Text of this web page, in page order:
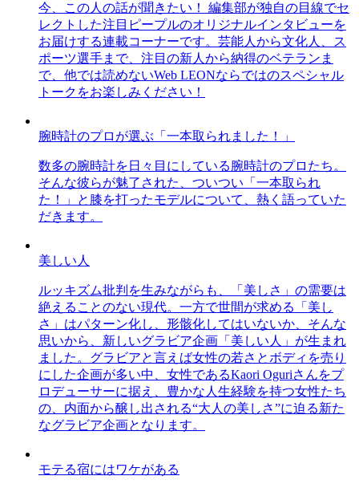
今、この人の話が聞きたい！ 編集部が独自の目線でセ
レクトした注目ピープルのオリジナルインタビューを
お届けする連載コーナーです。芸能人から文化人、ス
ポーツ選手まで、注目の新人から納得のベテランま
で、他では読めないWeb LEONならではのスペシャル
トークをお楽しみください！
腕時計のプロが選ぶ「一本取られました！」
数多の腕時計を日々目にしている腕時計のプロたち。
そんな彼らが魅了された、ついつい「一本取られ
た！」と膝を打ったモデルについて、熱く語っていた
だきます。
美しい人
ルッキズム批判を生みながらも、「美しさ」の需要は
絶えることのない現代。一方で世間が求める「美し
さ」はパターン化し、形骸化してはいないか、そんな
思いから、新しいグラビア企画「美しい人」が生まれ
ました。グラビアと言えば女性の若さとボディを売り
にした企画が多い中、女性であるKaori Oguriさんをプ
ロデューサーに据え、豊かな人生経験を持つ女性たち
の、内面から醸し出される“大人の美しさ”に迫る新た
なグラビア企画となります。
モテる宿にはワケがある